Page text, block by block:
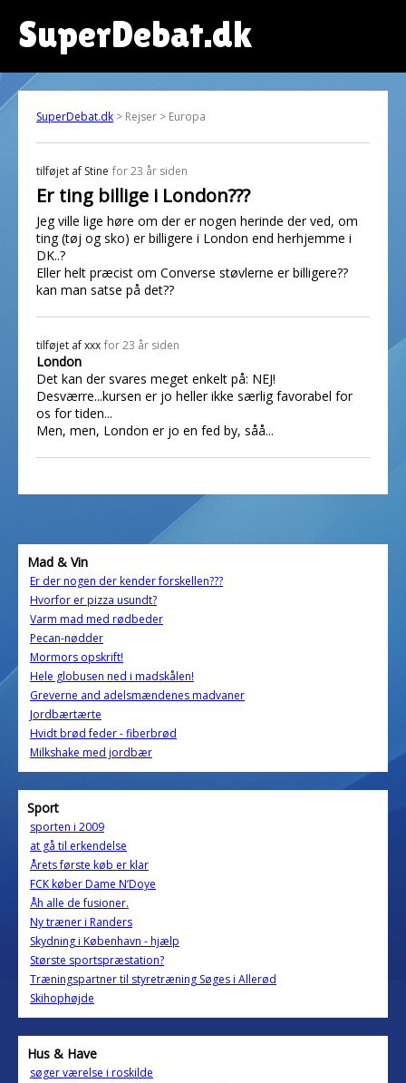
SuperDebat.dk
SuperDebat.dk > Rejser > Europa
tilføjet af Stine for 23 år siden
Er ting billige i London???
Jeg ville lige høre om der er nogen herinde der ved, om
ting (tøj og sko) er billigere i London end herhjemme i
DK..?
Eller helt præcist om Converse støvlerne er billigere??
kan man satse på det??
tilføjet afxxx for 23 år siden
London
Det kan der svares meget enkelt på: NEJ!
Desværre...kursen er jo heller ikke særlig favorabel for
os for tiden...
Men, men, London er jo en fed by, såå...
Mad & Vin
Er der nogen der kender forskellen???
Hvorfor er pizza usundt?
Varm mad med rødbeder
Pecan-nødder
Mormors opskrift!
Hele globusen ned i madskålen!
Greverne and adelsmændenes madvaner
Jordbærtærte
Hvidt brød feder - fiberbrød
Milkshake med jordbær
Sport
sporten i 2009
at gå til erkendelse
Årets første køb er klar
FCK køber Dame N’Doye
Åh alle de fusioner.
Ny træner i Randers
Skydning i København - hjælp
Største sportspræstation?
Træningspartner til styretræning Søges i Allerød
Skihophøjde
Hus & Have
søger værelse i roskilde